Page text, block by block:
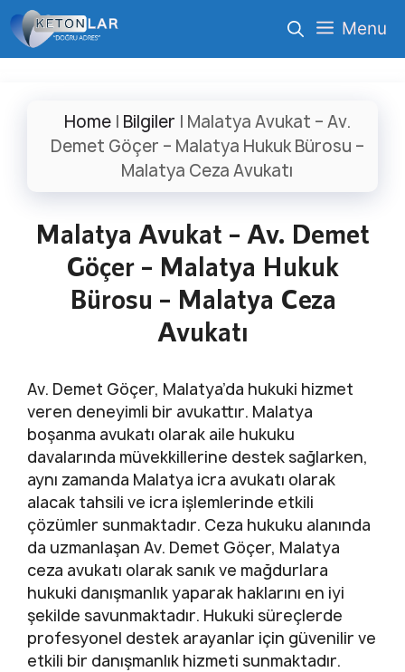
İçeriğe
atla
Menu
Home| Bilgiler | Malatya Avukat – Av.
Demet Göçer – Malatya Hukuk Bürosu –
Malatya Ceza Avukatı
Malatya Avukat – Av. Demet
Göçer – Malatya Hukuk
Bürosu – Malatya Ceza
Avukatı
Av. Demet Göçer, Malatya’da hukuki hizmet
veren deneyimli bir avukattır. Malatya
boşanma avukatı olarak aile hukuku
davalarında müvekkillerine destek sağlarken,
aynı zamanda Malatya icra avukatı olarak
alacak tahsili ve icra işlemlerinde etkili
çözümler sunmaktadır. Ceza hukuku alanında
da uzmanlaşan Av. Demet Göçer, Malatya
ceza avukatı olarak sanık ve mağdurlara
hukuki danışmanlık yaparak haklarını en iyi
şekilde savunmaktadır. Hukuki süreçlerde
profesyonel destek arayanlar için güvenilir ve
etkili bir danışmanlık hizmeti sunmaktadır.